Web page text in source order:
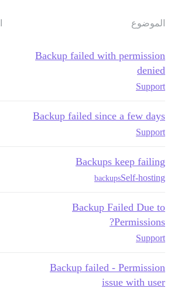
الموضوع
Backup failed with permission
denied
Support
Backup failed since a few days
Support
Backups keep failing
Self-hosting
backups
Backup Failed Due to
Permissions?
Support
Backup failed - Permission
issue with user